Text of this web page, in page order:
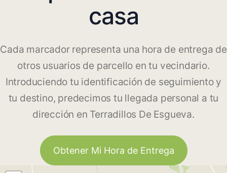
casa
Cada marcador representa una hora de entrega de
otros usuarios de parcello en tu vecindario.
Introduciendo tu identificación de seguimiento y
tu destino, predecimos tu llegada personal a tu
dirección en Terradillos De Esgueva.
Obtener Mi Hora de Entrega